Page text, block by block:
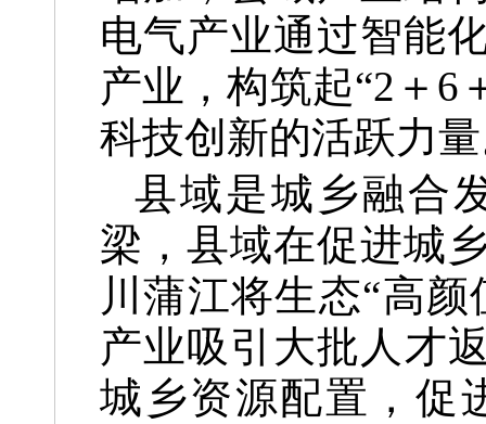
电气产业通过智能
产业，构筑起“2＋
科技创新的活跃力
县域是城乡融合
梁，县域在促进城
川蒲江将生态“高
产业吸引大批人才
城乡资源配置，促